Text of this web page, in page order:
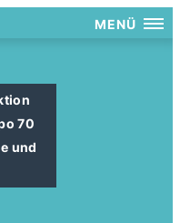
MENÜ
70
und